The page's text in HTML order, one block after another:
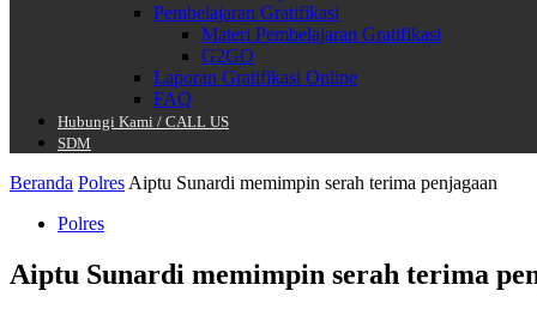
Pembelajaran Gratifikasi
Materi Pembelajaran Gratifikasi
G2GO
Laporan Gratifikasi Online
FAQ
Hubungi Kami / CALL US
SDM
Beranda Polres Aiptu Sunardi memimpin serah terima penjagaan
Polres
Aiptu Sunardi memimpin serah terima